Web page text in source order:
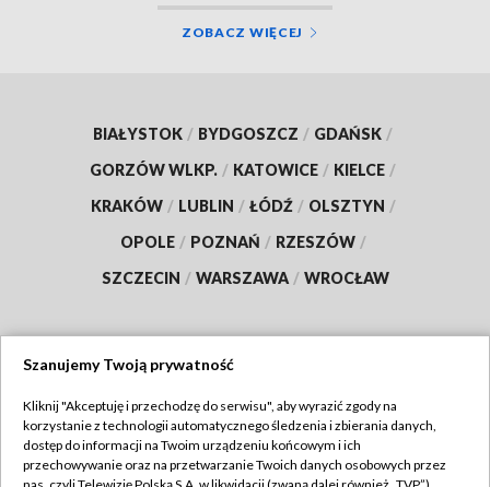
ZOBACZ WIĘCEJ
BIAŁYSTOK / BYDGOSZCZ / GDAŃSK /
GORZÓW WLKP. / KATOWICE / KIELCE /
KRAKÓW / LUBLIN / ŁÓDŹ / OLSZTYN /
OPOLE / POZNAŃ / RZESZÓW /
SZCZECIN / WARSZAWA / WROCŁAW
TVP
Abonament TVP
Regulamin TVP
Szanujemy Twoją prywatność
Kliknij "Akceptuję i przechodzę do serwisu", aby wyrazić zgody na
korzystanie z technologii automatycznego śledzenia i zbierania danych,
dostęp do informacji na Twoim urządzeniu końcowym i ich
przechowywanie oraz na przetwarzanie Twoich danych osobowych przez